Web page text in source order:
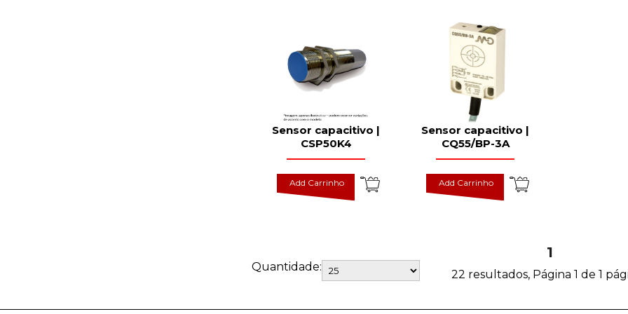
Sensor capacitivo |
CSP50K4
Add Carrinho
Sensor capacitivo |
CQ55/BP-3A
Add Carrinho
1
22 resultados, Página 1 de 1
Quantidade: